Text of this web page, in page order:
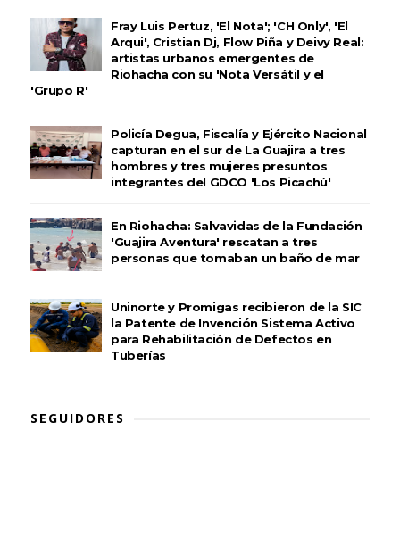
Fray Luis Pertuz, 'El Nota'; 'CH Only', 'El
Arqui', Cristian Dj, Flow Piña y Deivy Real:
artistas urbanos emergentes de
Riohacha con su 'Nota Versátil y el
'Grupo R'
Policía Degua, Fiscalía y Ejército Nacional
capturan en el sur de La Guajira a tres
hombres y tres mujeres presuntos
integrantes del GDCO 'Los Picachú'
En Riohacha: Salvavidas de la Fundación
'Guajira Aventura' rescatan a tres
personas que tomaban un baño de mar
Uninorte y Promigas recibieron de la SIC
la Patente de Invención Sistema Activo
para Rehabilitación de Defectos en
Tuberías
SEGUIDORES